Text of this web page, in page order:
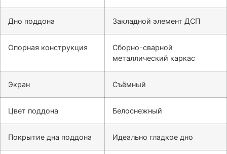
Дно поддона Закладной элемент ДСП
Опорная конструкция
Сборно-сварной
металлический каркас
Экран Съёмный
Цвет поддона Белоснежный
Покрытие дна поддона Идеально гладкое дно